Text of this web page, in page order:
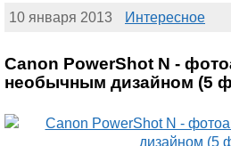
10 января 2013 Интересное
Canon PowerShot N -
необычным дизайном (5